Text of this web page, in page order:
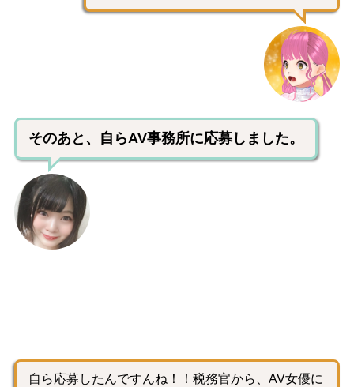
そのあと、自らAV事務所に応募しました。
自ら応募したんですんね！！税務官から、AV女優に